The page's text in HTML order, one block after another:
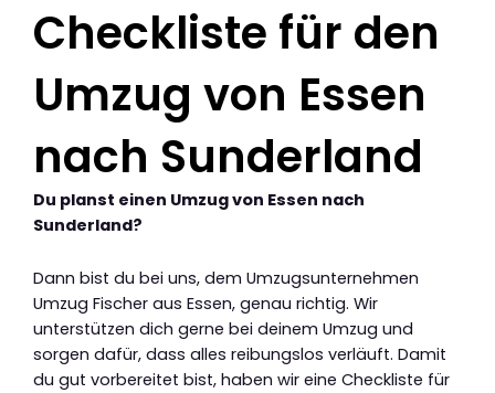
Checkliste für den
Umzug von Essen
nach Sunderland
Du planst einen Umzug von Essen nach
Sunderland?
Dann bist du bei uns, dem Umzugsunternehmen
Umzug Fischer aus Essen, genau richtig. Wir
unterstützen dich gerne bei deinem Umzug und
sorgen dafür, dass alles reibungslos verläuft. Damit
du gut vorbereitet bist, haben wir eine Checkliste für